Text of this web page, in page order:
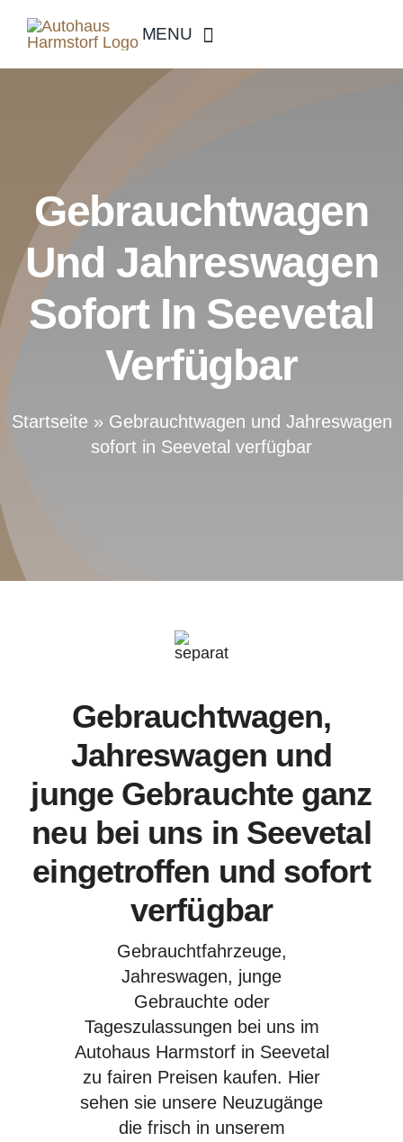
content
MENU
Gebrauchtwagen
Und Jahreswagen
Sofort In Seevetal
Verfügbar
Startseite » Gebrauchtwagen und Jahreswagen
sofort in Seevetal verfügbar
Gebrauchtwagen,
Jahreswagen und
junge Gebrauchte ganz
neu bei uns in Seevetal
eingetroffen und sofort
verfügbar
Gebrauchtfahrzeuge,
Jahreswagen, junge
Gebrauchte oder
Tageszulassungen bei uns im
Autohaus Harmstorf in Seevetal
zu fairen Preisen kaufen. Hier
sehen sie unsere Neuzugänge
die frisch in unserem